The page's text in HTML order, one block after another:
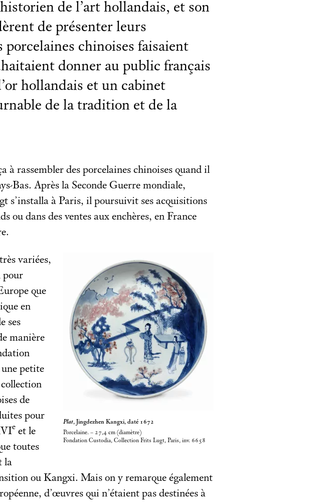
de l’art hollandais, et son
de présenter leurs
chinoises faisaient
donner au public français
hollandais et un cabinet
de la tradition et de la
à rassembler des porcelaines chinoises quand il
Bas. Après la Seconde Guerre mondiale,
s’installa à Paris, il poursuivit ses acquisitions
ou dans des ventes aux enchères, en France
Plat, Jingdezhen Kangxi, daté 1672
Porcelaine. – 27,4 cm (diamètre)
Fondation Custodia, Collection Frits Lugt, Paris, inv. 6658
variées,
pour
que
en
ses
manière
petite
de
pour
eet le
toutes
la
ou Kangxi. Mais on y remarque également
d’œuvres qui n’étaient pas destinées à